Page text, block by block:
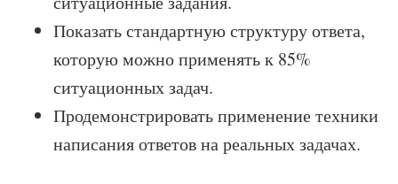
Показать стандартную структуру ответа,
которую можно применять к 85%
ситуационных задач.
Продемонстрировать применение техники
написания ответов на реальных задачах.